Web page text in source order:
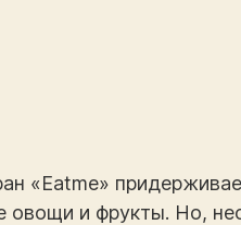
«Eatme»
овощи и фрукты. Но,